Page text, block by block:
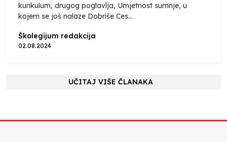
kurikulum, drugog poglavlja, Umjetnost sumnje, u
kojem se još nalaze Dobriše Ces...
Školegijum redakcija
02.08.2024
UČITAJ VIŠE ČLANAKA